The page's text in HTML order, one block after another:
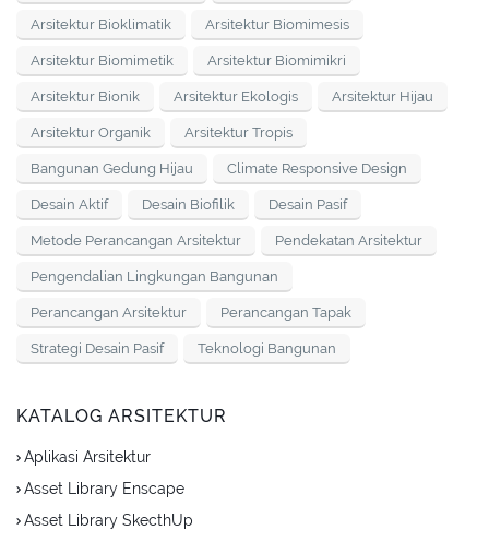
Arsitektur Bioklimatik Arsitektur Biomimesis
Arsitektur Biomimetik Arsitektur Biomimikri
Arsitektur Bionik Arsitektur Ekologis Arsitektur Hijau
Arsitektur Organik Arsitektur Tropis
Bangunan Gedung Hijau Climate Responsive Design
Desain Aktif Desain Biofilik Desain Pasif
Metode Perancangan Arsitektur Pendekatan Arsitektur
Pengendalian Lingkungan Bangunan
Perancangan Arsitektur Perancangan Tapak
Strategi Desain Pasif Teknologi Bangunan
KATALOG ARSITEKTUR
Aplikasi Arsitektur
Asset Library Enscape
Asset Library SkecthUp